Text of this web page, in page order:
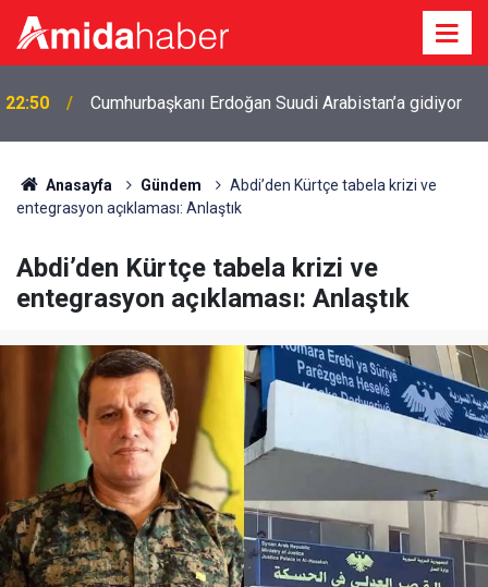
22:50 Cumhurbaşkanı Erdoğan Suudi Arabistan’a gidiyor
Anasayfa Gündem
Abdi’den Kürtçe tabela krizi ve
entegrasyon açıklaması: Anlaştık
Abdi’den Kürtçe tabela krizi ve
entegrasyon açıklaması: Anlaştık